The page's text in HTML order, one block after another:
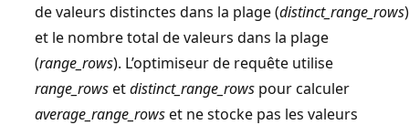
de valeurs distinctes dans la plage (distinct_range_rows)
et le nombre total de valeurs dans la plage
(range_rows). L’optimiseur de requête utilise
range_rowsetdistinct_range_rows pour calculer
average_range_rowset ne stocke pas les valeurs